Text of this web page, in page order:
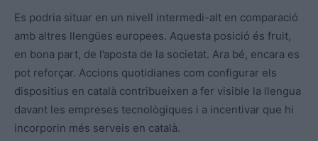
Es podria situar en un nivell intermedi-alt en comparació
amb altres llengües europees. Aquesta posició és fruit,
en bona part, de l’aposta de la societat. Ara bé, encara es
pot reforçar. Accions quotidianes com configurar els
dispositius en català contribueixen a fer visible la llengua
davant les empreses tecnològiques i a incentivar que hi
incorporin més serveis en català.